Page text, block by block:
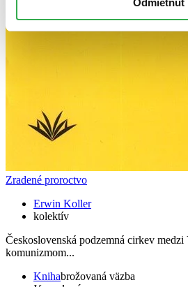
Zradené proroctvo
Erwin Koller
kolektív
Československá podzemná cirkev medzi
komunizmom...
Knihabrožovaná väzba